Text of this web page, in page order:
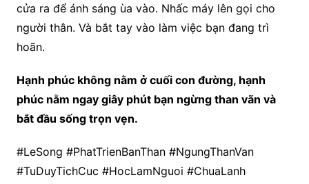
cửa ra để ánh sáng ùa vào. Nhấc máy lên gọi cho
người thân. Và bắt tay vào làm việc bạn đang trì
hoãn.
Hạnh phúc không nằm ở cuối con đường, hạnh
phúc nằm ngay giây phút bạn ngừng than vãn và
bắt đầu sống trọn vẹn.
#LeSong #PhatTrienBanThan #NgungThanVan
#TuDuyTichCuc #HocLamNguoi #ChuaLanh